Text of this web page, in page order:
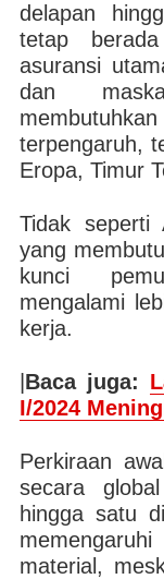
delapan
tetap
asuransi
dan
terpengaruh,
Eropa, Timur
Tidak seperti
yang
kunci
mengalami
kerja.
Baca juga:
I/2024
Perkiraan
secara
hingga satu
material,